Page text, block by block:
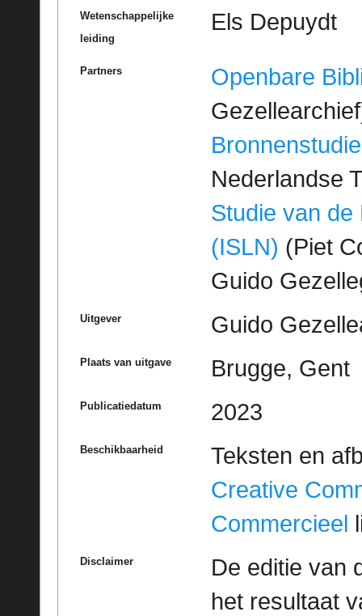
Wetenschappelijke
leiding
Els Depuydt
Partners
Openbare
Bronnenstudie
Nederlandse
Studie van de
(ISLN) (Piet
Guido
Uitgever Guido
Plaats van uitgave Brugge, Gent
Publicatiedatum 2023
Beschikbaarheid
Teksten en
Creative
Commercieel
Disclaimer
De editie van
het resultaat